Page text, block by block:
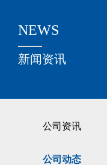
公司资讯
公司动态
关于我们
新闻资讯
NEWS